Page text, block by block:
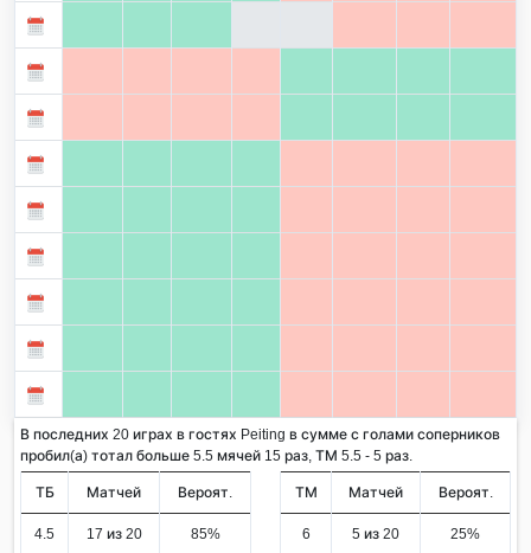
В последних 20 играх в гостях Peiting в сумме с голами соперников
пробил(а) тотал больше 5.5 мячей 15 раз, ТМ 5.5 - 5 раз.
ТБ Матчей Вероят.
4.5 17 из 20 85%
ТМ Матчей Вероят.
6 5 из 20 25%